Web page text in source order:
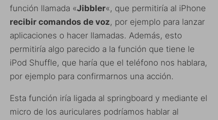
función llamada «Jibbler«, que permitiría al iPhone
recibir comandos de voz, por ejemplo para lanzar
aplicaciones o hacer llamadas. Además, esto
permitiría algo parecido a la función que tiene le
iPod Shuffle, que haría que el teléfono nos hablara,
por ejemplo para confirmarnos una acción.
Esta función iría ligada al springboard y mediante el
micro de los auriculares podríamos hablar al